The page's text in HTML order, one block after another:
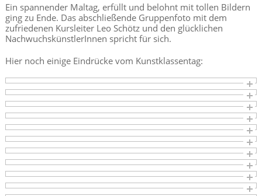
Ein spannender Maltag, erfüllt und belohnt mit tollen Bildern
ging zu Ende. Das abschließende Gruppenfoto mit dem
zufriedenen Kursleiter Leo Schötz und den glücklichen
NachwuchskünstlerInnen spricht für sich.
Hier noch einige Eindrücke vom Kunstklassentag: